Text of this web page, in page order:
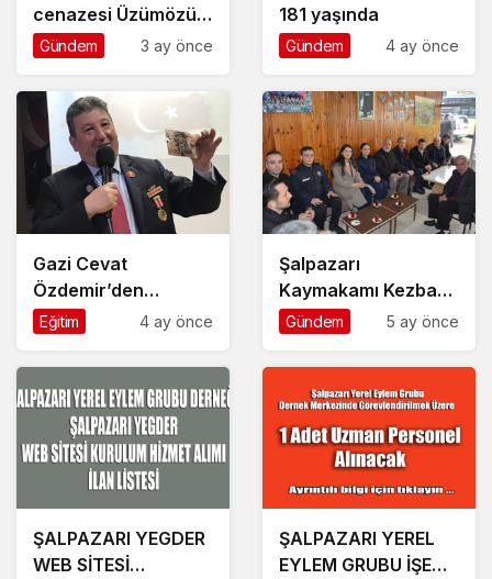
cenazesi Üzümözü
Mahallesi’nde
Gündem 3 ay önce
181 yaşında
Gündem 4 ay önce
Gazi Cevat
Özdemir’den
duygulandıran
Eğitim 4 ay önce
Şalpazarı
Kaymakamı Kezban
Yerlikaya
Ramazan Bayramı
mesaisi
Gündem 5 ay önce
ŞALPAZARI YEGDER
WEB SİTESİ
ŞALPAZARI YEREL
EYLEM GRUBU İŞE